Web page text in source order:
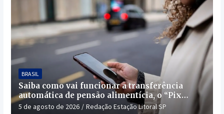
BRASIL
Saiba como vai funcionar a transferência
automática de pensão alimentícia, o “Pix
Pensão”
5 de agosto de 2026 Redação Estação Litoral SP